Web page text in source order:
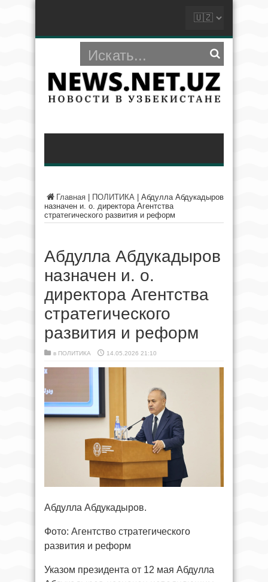
Главная ПОЛИТИКА
Абдулла Абдукадыров
назначен и. о. директора Агентства
стратегического развития и реформ
Абдулла Абдукадыров
назначен и. о.
директора Агентства
стратегического
развития и реформ
в ПОЛИТИКА 14.05.2026 21:10
Абдулла Абдукадыров.
Фото: Агентство стратегического
развития и реформ
Указом президента от 12 мая Абдулла